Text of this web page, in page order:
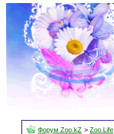
Форум Zoo.kZ > Zoo.Life